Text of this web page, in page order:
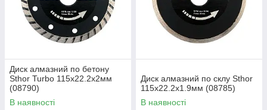
Диск алмазний по бетону
Sthor Turbo 115x22.2x2мм
(08790)
В наявності
Диск алмазний по склу Sthor
115x22.2x1.9мм (08785)
В наявності